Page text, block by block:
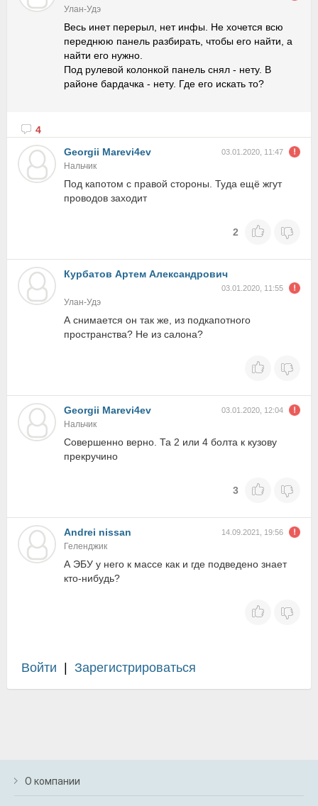
Улан-Удэ
Весь инет перерыл, нет инфы. Не хочется всю
переднюю панель разбирать, чтобы его найти, а
найти его нужно.
Под рулевой колонкой панель снял - нету. В
районе бардачка - нету. Где его искать то?
4
Georgii Marevi4ev
03.01.2020, 11:47
Нальчик
Под капотом с правой стороны. Туда ещё жгут
проводов заходит
2
Курбатов Артем Александрович
03.01.2020, 11:55
Улан-Удэ
А снимается он так же, из подкапотного
пространства? Не из салона?
Georgii Marevi4ev 03.01.2020, 12:04
Нальчик
Совершенно верно. Та 2 или 4 болта к кузову
прекручино
3
Andrei nissan 14.09.2021, 19:56
Геленджик
А ЭБУ у него к массе как и где подведено знает
кто-нибудь?
Войти Зарегистрироваться
О компании